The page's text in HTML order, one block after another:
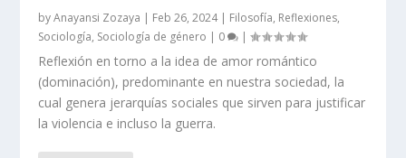
byAnayansi Zozaya | Feb 26, 2024| Filosofía, Reflexiones,
Sociología, Sociología de género | 0 |
Reflexión en torno a la idea de amor romántico
(dominación), predominante en nuestra sociedad, la
cual genera jerarquías sociales que sirven para justificar
la violencia e incluso la guerra.